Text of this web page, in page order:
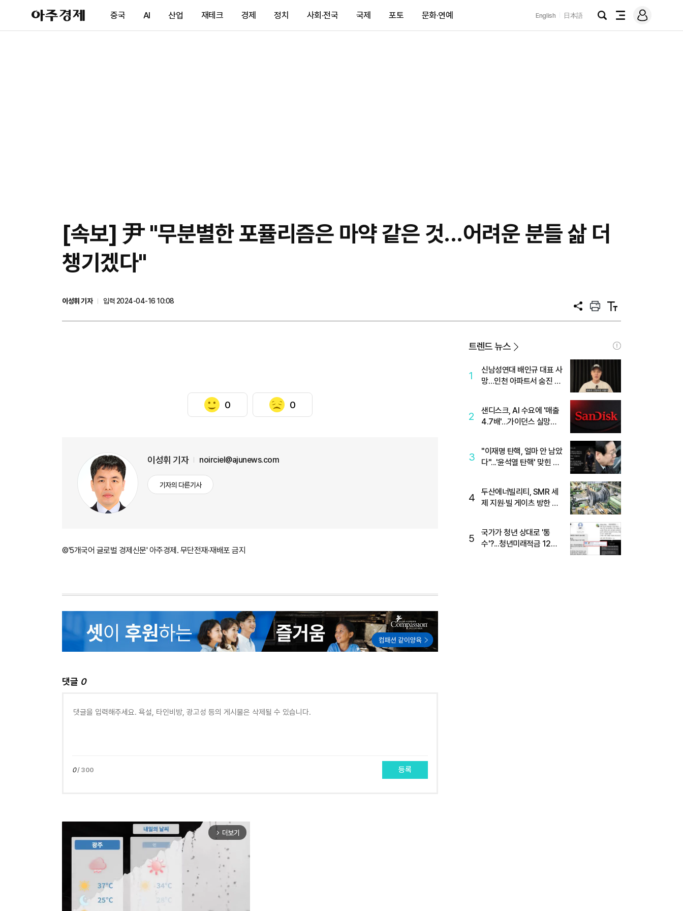
아
주
제
중국 AI 산업 재테크 경제 정치 사회·전국 국제 포토 문화·연예 English 日本語
검
전
메
그
[속보] 尹 "무분별한 포퓰리즘은 마약 같은 것...어려운 분들 삶 더
챙기겠다"
이성휘 기자
입력 2024-04-16 10:08
공
프
트
텍
트
0 0
이성휘 기자 noirciel@ajunews.com
기자의 다른기사
©'5개국어 글로벌 경제신문' 아주경제. 무단전재·재배포 금지
댓글 0
0/ 300 등록
arrow_forward_ios 더보기
트렌드 뉴스
1
신남성연대 배인규 대표 사
망…인천 아파트서 숨진 채
2
샌디스크, AI 수요에 '매출
4.7배'…가이던스 실망에
3
"이재명 탄핵, 얼마 안 남았
다"...'윤석열 탄핵' 맞힌 무
4
두산에너빌리티, SMR 세
제 지원·빌 게이츠 방한 기
5
국가가 청년 상대로 '통
수'?...청년미래적금 12%